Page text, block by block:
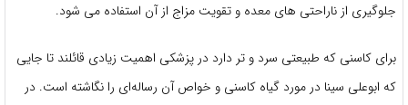
جلوگیری از ناراحتی های معده و تقویت مزاج از آن استفاده می شود.
برای کاسنی که طبیعتی سرد و تر دارد در پزشکی اهمیت زیادی قائلند تا جایی
که ابوعلی سینا در مورد گیاه کاسنی و خواص آن رساله‌ای را نگاشته است. در